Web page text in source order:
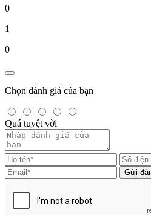
0
1
0
Chọn đánh giá của bạn
Quá tuyệt vời
Gửi